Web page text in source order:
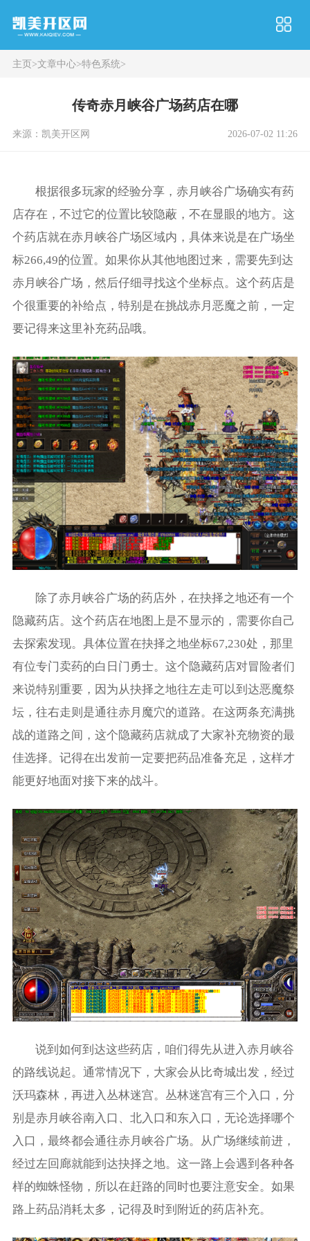
主页>文章中心>特色系统>
传奇赤月峡谷广场药店在哪
来源：凯美开区网 2026-07-02 11:26
根据很多玩家的经验分享，赤月峡谷广场确实有药
店存在，不过它的位置比较隐蔽，不在显眼的地方。这
个药店就在赤月峡谷广场区域内，具体来说是在广场坐
标266,49的位置。如果你从其他地图过来，需要先到达
赤月峡谷广场，然后仔细寻找这个坐标点。这个药店是
个很重要的补给点，特别是在挑战赤月恶魔之前，一定
要记得来这里补充药品哦。
除了赤月峡谷广场的药店外，在抉择之地还有一个
隐藏药店。这个药店在地图上是不显示的，需要你自己
去探索发现。具体位置在抉择之地坐标67,230处，那里
有位专门卖药的白日门勇士。这个隐藏药店对冒险者们
来说特别重要，因为从抉择之地往左走可以到达恶魔祭
坛，往右走则是通往赤月魔穴的道路。在这两条充满挑
战的道路之间，这个隐藏药店就成了大家补充物资的最
佳选择。记得在出发前一定要把药品准备充足，这样才
能更好地面对接下来的战斗。
说到如何到达这些药店，咱们得先从进入赤月峡谷
的路线说起。通常情况下，大家会从比奇城出发，经过
沃玛森林，再进入丛林迷宫。丛林迷宫有三个入口，分
别是赤月峡谷南入口、北入口和东入口，无论选择哪个
入口，最终都会通往赤月峡谷广场。从广场继续前进，
经过左回廊就能到达抉择之地。这一路上会遇到各种各
样的蜘蛛怪物，所以在赶路的同时也要注意安全。如果
路上药品消耗太多，记得及时到附近的药店补充。